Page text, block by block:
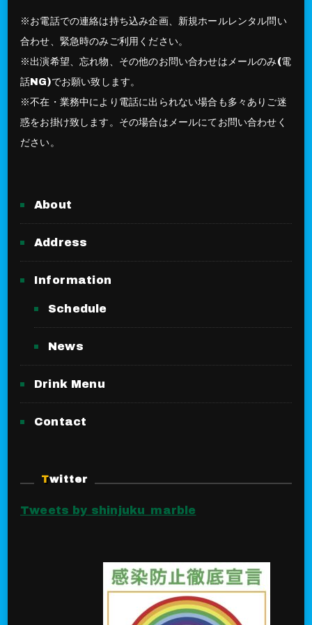
※お電話での連絡は持ち込み企画、新規ホールレンタル問い
合わせ、緊急時のみご利用ください。
※出演希望、忘れ物、その他のお問い合わせはメールのみ(電
話NG)でお願い致します。
※不在・業務中により電話に出られない場合も多々ありご迷
惑をお掛け致します。その場合はメールにてお問い合わせく
ださい。
About
Address
Information
Schedule
News
Drink Menu
Contact
Twitter
Tweets by shinjuku_marble